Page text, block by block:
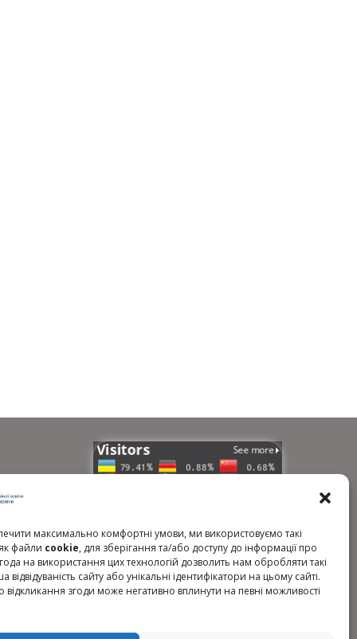
максимально комфортні умови, ми використовуємо такі
файли cookie, для зберігання та/або доступу до інформації про
на використання цих технологій дозволить нам обробляти такі
відвідуваність сайту або унікальні ідентифікатори на цьому сайті.
відкликання згоди може негативно вплинути на певні можливості